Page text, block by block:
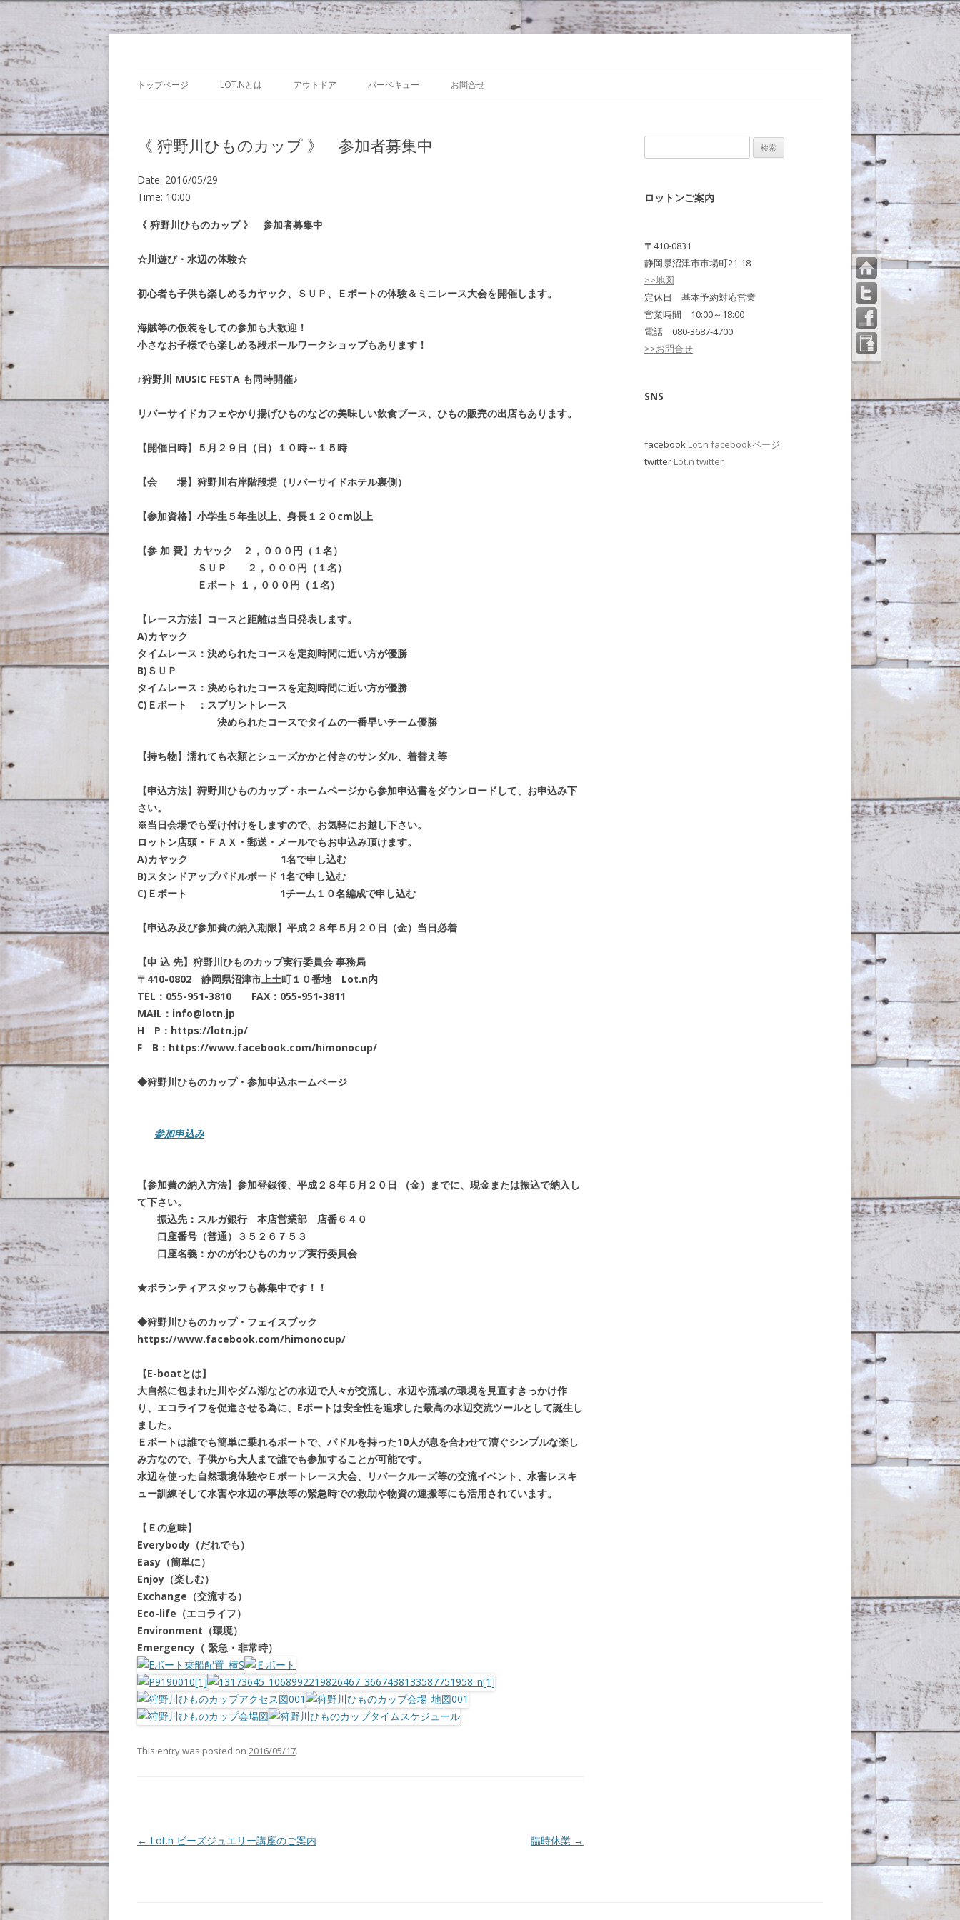
トップページ LOT.Nとは アウトドア バーベキュー お問合せ
《 狩野川ひものカップ 》 参加者募集中
Date: 2016/05/29
Time: 10:00
《 狩野川ひものカップ 》 参加者募集中
☆川遊び・水辺の体験☆
初心者も子供も楽しめるカヤック、ＳＵＰ、Ｅボートの体験＆ミニレース大会を開催します。
海賊等の仮装をしての参加も大歓迎！
小さなお子様でも楽しめる段ボールワークショップもあります！
♪狩野川 MUSIC FESTA も同時開催♪
リバーサイドカフェやかり揚げひものなどの美味しい飲食ブース、ひもの販売の出店もあります。
【開催日時】５月２９日（日）１０時～１５時
【会 場】狩野川右岸階段堤（リバーサイドホテル裏側）
【参加資格】小学生５年生以上、身長１２０cm以上
【参 加 費】カヤック ２，０００円（１名）
ＳＵＰ ２，０００円（１名）
Ｅボート １，０００円（１名）
【レース方法】コースと距離は当日発表します。
A)カヤック
タイムレース：決められたコースを定刻時間に近い方が優勝
B)ＳＵＰ
タイムレース：決められたコースを定刻時間に近い方が優勝
C)Ｅボート ：スプリントレース
決められたコースでタイムの一番早いチーム優勝
【持ち物】濡れても衣類とシューズかかと付きのサンダル、着替え等
【申込方法】狩野川ひものカップ・ホームページから参加申込書をダウンロードして、お申込み下
さい。
※当日会場でも受け付けをしますので、お気軽にお越し下さい。
ロットン店頭・ＦＡＸ・郵送・メールでもお申込み頂けます。
A)カヤック 1名で申し込む
B)スタンドアップパドルボード 1名で申し込む
C)Ｅボート 1チーム１０名編成で申し込む
【申込み及び参加費の納入期限】平成２８年５月２０日（金）当日必着
【申 込 先】狩野川ひものカップ実行委員会 事務局
〒410-0802 静岡県沼津市上土町１０番地 Lot.n内
TEL：055-951-3810 FAX：055-951-3811
MAIL：info@lotn.jp
H P：https://lotn.jp/
F B：https://www.facebook.com/himonocup/
◆狩野川ひものカップ・参加申込ホームページ
参加申込み
【参加費の納入方法】参加登録後、平成２８年５月２０日 （金）までに、現金または振込で納入し
て下さい。
振込先：スルガ銀行 本店営業部 店番６４０
口座番号（普通）３５２６７５３
口座名義：かのがわひものカップ実行委員会
★ボランティアスタッフも募集中です！！
◆狩野川ひものカップ・フェイスブック
https://www.facebook.com/himonocup/
【E-boatとは】
大自然に包まれた川やダム湖などの水辺で人々が交流し、水辺や流域の環境を見直すきっかけ作
り、エコライフを促進させる為に、Eボートは安全性を追求した最高の水辺交流ツールとして誕生し
ました。
Ｅボートは誰でも簡単に乗れるボートで、パドルを持った10人が息を合わせて漕ぐシンプルな楽し
み方なので、子供から大人まで誰でも参加することが可能です。
水辺を使った自然環境体験やＥボートレース大会、リバークルーズ等の交流イベント、水害レスキ
ュー訓練そして水害や水辺の事故等の緊急時での救助や物資の運搬等にも活用されています。
【Ｅの意味】
Everybody（だれでも）
Easy（簡単に）
Enjoy（楽しむ）
Exchange（交流する）
Eco-life（エコライフ）
Environment（環境）
Emergency（ 緊急・非常時）
This entry was posted on 2016/05/17.
Post navigation
← Lot.n ビーズジュエリー講座のご案内 臨時休業 →
索:
ロットンご案内
〒410-0831
静岡県沼津市市場町21-18
>>地図
定休日 基本予約対応営業
営業時間 10:00～18:00
電話 080-3687-4700
>>お問合せ
SNS
facebook Lot.n facebookページ
twitter Lot.n twitter
トッ
プペ
ージ
ペー
ジの
先頭
へ